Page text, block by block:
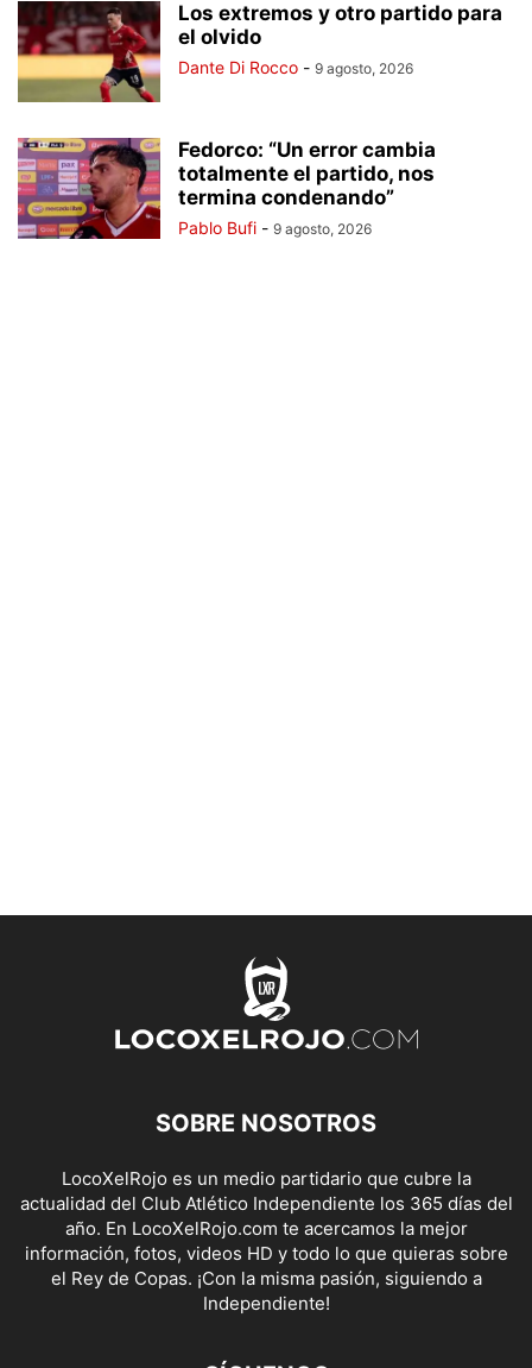
Los extremos y otro partido para
el olvido
Dante Di Rocco - 9 agosto, 2026
Fedorco: “Un error cambia
totalmente el partido, nos
termina condenando”
Pablo Bufi - 9 agosto, 2026
SOBRE NOSOTROS
LocoXelRojo es un medio partidario que cubre la
actualidad del Club Atlético Independiente los 365 días del
año. En LocoXelRojo.com te acercamos la mejor
información, fotos, videos HD y todo lo que quieras sobre
el Rey de Copas. ¡Con la misma pasión, siguiendo a
Independiente!